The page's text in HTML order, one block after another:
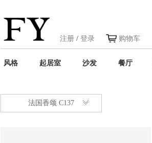
注册 / 登录 购物车
风格 起居室 沙发 餐厅
法国香颂 C137